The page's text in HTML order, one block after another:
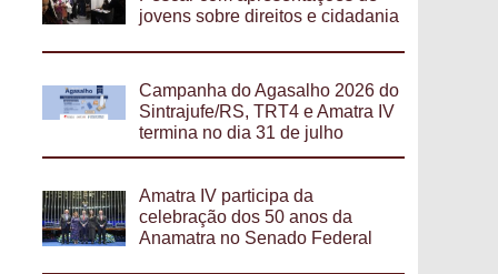
jovens sobre direitos e cidadania
Campanha do Agasalho 2026 do
Sintrajufe/RS, TRT4 e Amatra IV
termina no dia 31 de julho
Amatra IV participa da
celebração dos 50 anos da
Anamatra no Senado Federal